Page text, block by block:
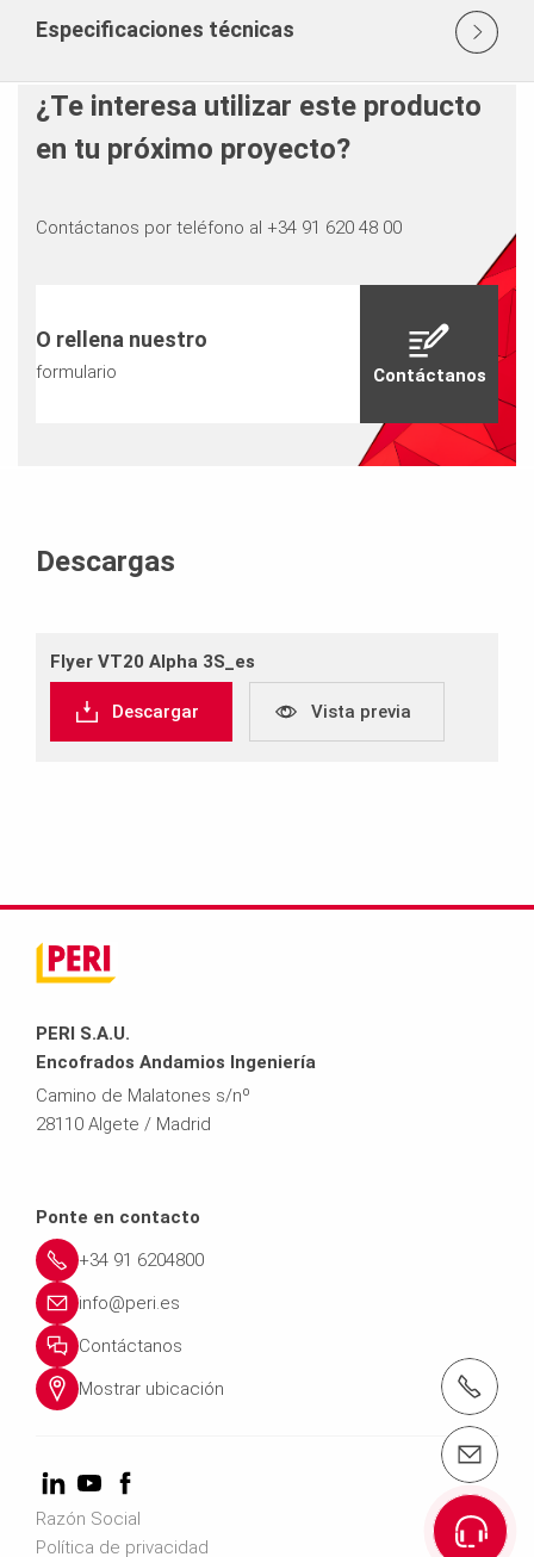
Especificaciones técnicas
¿Te interesa utilizar este producto
en tu próximo proyecto?
Contáctanos por teléfono al +34 91 620 48 00
O rellena nuestro
formulario Contáctanos
Descargas
Flyer VT20 Alpha 3S_es
Descargar Vista previa
PERI S.A.U.
Encofrados Andamios Ingeniería
Camino de Malatones s/nº
28110 Algete / Madrid
Ponte en contacto
+34 91 6204800
info@peri.es
Contáctanos
Mostrar ubicación
Razón Social
Política de privacidad